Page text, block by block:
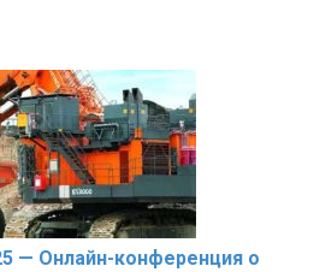
— Онлайн-конференция о